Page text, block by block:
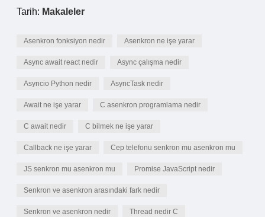
Tarih: Makaleler
Asenkron fonksiyon nedir Asenkron ne işe yarar
Async await react nedir Async çalışma nedir
Asyncio Python nedir AsyncTask nedir
Await ne işe yarar C asenkron programlama nedir
C await nedir C bilmek ne işe yarar
Callback ne işe yarar Cep telefonu senkron mu asenkron mu
JS senkron mu asenkron mu Promise JavaScript nedir
Senkron ve asenkron arasındaki fark nedir
Senkron ve asenkron nedir Thread nedir C